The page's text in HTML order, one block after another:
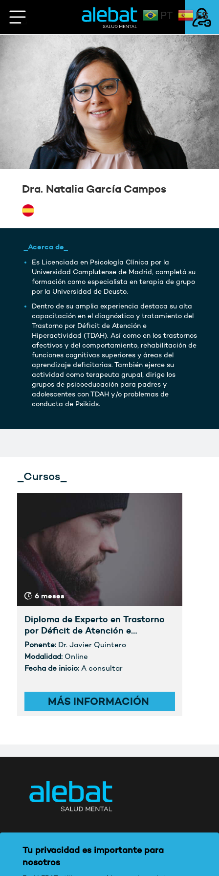
Saltar
al
Tu privacidad es importante para
nosotros
Mi Cuenta
Login
Dra. Natalia García Campos
_Acerca de_
Es Licenciada en Psicología Clínica por la
Universidad Complutense de Madrid, completó su
formación como especialista en terapia de grupo
por la Universidad de Deusto.
Dentro de su amplia experiencia destaca su alta
capacitación en el diagnóstico y tratamiento del
Trastorno por Déficit de Atención e
Hiperactividad (TDAH). Así como en los trastornos
afectivos y del comportamiento, rehabilitación de
funciones cognitivas superiores y áreas del
aprendizaje deficitarias. También ejerce su
actividad como terapeuta grupal, dirige los
grupos de psicoeducación para padres y
adolescentes con TDAH y/o problemas de
conducta de Psikids.
_Cursos_
6 meses
Diploma de Experto en Trastorno
por Déficit de Atención e
Hiperactividad (TDAH) del Adulto.
Ponente: Dr. Javier Quintero
Modalidad: Online
Fecha de inicio: A consultar
MÁS INFORMACIÓN
PT ES